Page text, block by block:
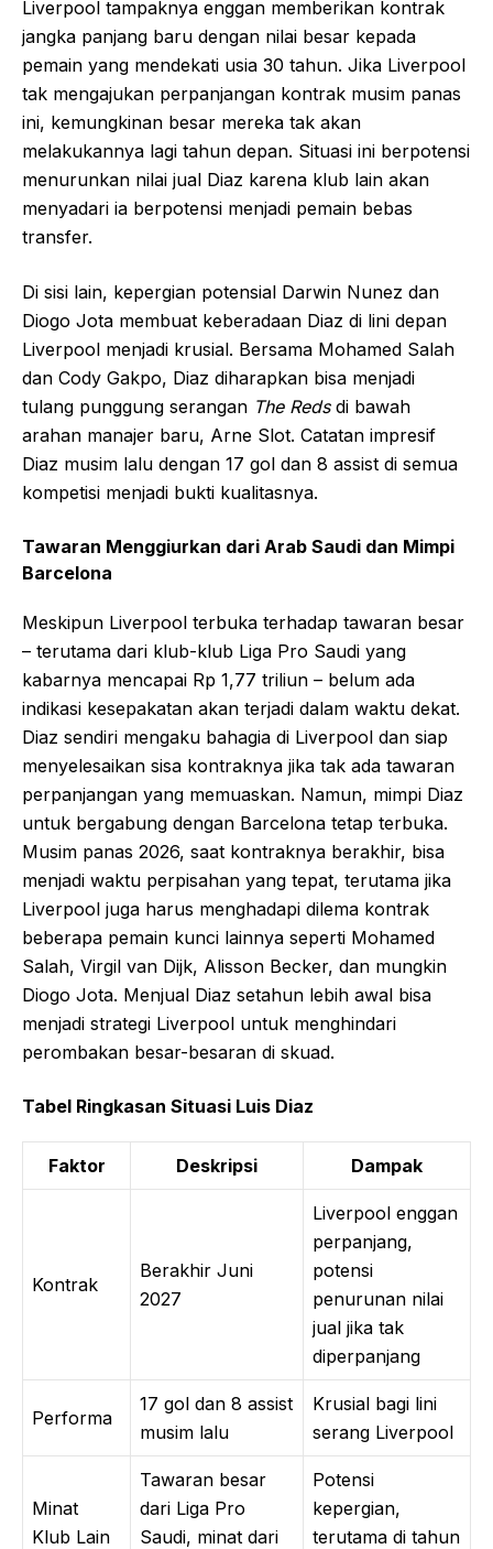
Liverpool tampaknya enggan memberikan kontrak
jangka panjang baru dengan nilai besar kepada
pemain yang mendekati usia 30 tahun. Jika Liverpool
tak mengajukan perpanjangan kontrak musim panas
ini, kemungkinan besar mereka tak akan
melakukannya lagi tahun depan. Situasi ini berpotensi
menurunkan nilai jual Diaz karena klub lain akan
menyadari ia berpotensi menjadi pemain bebas
transfer.
Di sisi lain, kepergian potensial Darwin Nunez dan
Diogo Jota membuat keberadaan Diaz di lini depan
Liverpool menjadi krusial. Bersama Mohamed Salah
dan Cody Gakpo, Diaz diharapkan bisa menjadi
tulang punggung serangan The Redsdi bawah
arahan manajer baru, Arne Slot. Catatan impresif
Diaz musim lalu dengan 17 gol dan 8 assist di semua
kompetisi menjadi bukti kualitasnya.
Tawaran Menggiurkan dari Arab Saudi dan Mimpi
Barcelona
Meskipun Liverpool terbuka terhadap tawaran besar
– terutama dari klub-klub Liga Pro Saudi yang
kabarnya mencapai Rp 1,77 triliun – belum ada
indikasi kesepakatan akan terjadi dalam waktu dekat.
Diaz sendiri mengaku bahagia di Liverpool dan siap
menyelesaikan sisa kontraknya jika tak ada tawaran
perpanjangan yang memuaskan. Namun, mimpi Diaz
untuk bergabung dengan Barcelona tetap terbuka.
Musim panas 2026, saat kontraknya berakhir, bisa
menjadi waktu perpisahan yang tepat, terutama jika
Liverpool juga harus menghadapi dilema kontrak
beberapa pemain kunci lainnya seperti Mohamed
Salah, Virgil van Dijk, Alisson Becker, dan mungkin
Diogo Jota. Menjual Diaz setahun lebih awal bisa
menjadi strategi Liverpool untuk menghindari
perombakan besar-besaran di skuad.
Tabel Ringkasan Situasi Luis Diaz
Faktor Deskripsi Dampak
Kontrak
Berakhir Juni
2027
Liverpool enggan
perpanjang,
potensi
penurunan nilai
jual jika tak
diperpanjang
Performa
17 gol dan 8 assist
musim lalu
Krusial bagi lini
serang Liverpool
Minat
Klub Lain
Tawaran besar
dari Liga Pro
Saudi, minat dari
Potensi
kepergian,
terutama di tahun